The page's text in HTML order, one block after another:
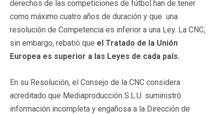
derechos de las competiciones de fútbol han de tener
como máximo cuatro años de duración y que una
resolución de Competencia es inferior a una Ley. La CNC,
sin embargo, rebatió que el Tratado de la Unión
Europea es superior a las Leyes de cada país.
En su Resolución, el Consejo de la CNC considera
acreditado que Mediaproducción S.L.U. suministró
información incompleta y engañosa a la Dirección de